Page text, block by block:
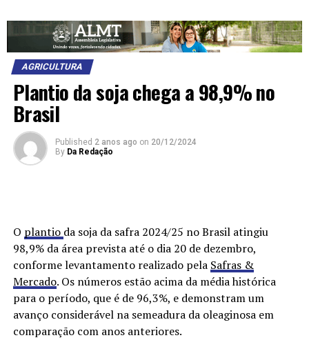
AGRICULTURA
Plantio da soja chega a 98,9% no
Brasil
Published 2 anos ago on 20/12/2024
By Da Redação
O plantio da soja da safra 2024/25 no Brasil atingiu
98,9% da área prevista até o dia 20 de dezembro,
conforme levantamento realizado pela Safras &
Mercado. Os números estão acima da média histórica
para o período, que é de 96,3%, e demonstram um
avanço considerável na semeadura da oleaginosa em
comparação com anos anteriores.